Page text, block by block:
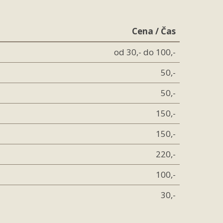
Cena / Čas
od 30,- do 100,-
50,-
50,-
150,-
150,-
220,-
100,-
30,-